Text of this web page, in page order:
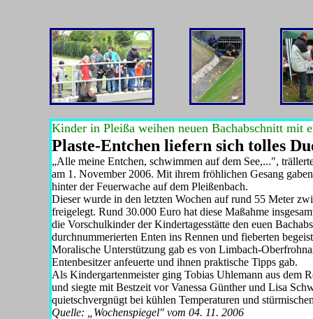
Kinder in Pleißa weihen neuen Bachabschnitt mit
Plaste-Entchen liefern sich tolles
„Alle meine Entchen, schwimmen auf dem See,...",
am 1. November 2006. Mit ihrem fröhlichen Gesang
hinter der Feuerwache auf dem Pleißenbach.
Dieser wurde in den letzten Wochen auf rund 55 Meter
freigelegt. Rund 30.000 Euro hat diese Maß­ahme
die Vorschulk­inder der Kindertagesstätte den euen
durchnummerierten Enten ins Rennen und fieberten
Moralische Unterstützung gab es von Limbach-
Entenbesitzer anfeuerte und ihnen praktische Tipps gab.
Als Kindergartenmeister ging To­bias Uhlemann aus dem
und siegte mit Bestzeit vor Vanessa Günther und Lisa
quietschvergnügt bei kühlen Temperaturen und
Quelle: „Wochenspiegel" vom 04. 11. 2006